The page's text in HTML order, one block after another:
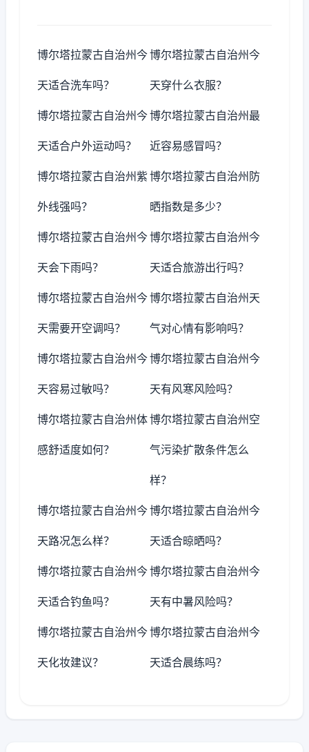
博尔塔拉蒙古自治州今
天适合洗车吗？
博尔塔拉蒙古自治州今
天穿什么衣服？
博尔塔拉蒙古自治州今
天适合户外运动吗？
博尔塔拉蒙古自治州最
近容易感冒吗？
博尔塔拉蒙古自治州紫
外线强吗？
博尔塔拉蒙古自治州防
晒指数是多少？
博尔塔拉蒙古自治州今
天会下雨吗？
博尔塔拉蒙古自治州今
天适合旅游出行吗？
博尔塔拉蒙古自治州今
天需要开空调吗？
博尔塔拉蒙古自治州天
气对心情有影响吗？
博尔塔拉蒙古自治州今
天容易过敏吗？
博尔塔拉蒙古自治州今
天有风寒风险吗？
博尔塔拉蒙古自治州体
感舒适度如何？
博尔塔拉蒙古自治州空
气污染扩散条件怎么
样？
博尔塔拉蒙古自治州今
天路况怎么样？
博尔塔拉蒙古自治州今
天适合晾晒吗？
博尔塔拉蒙古自治州今
天适合钓鱼吗？
博尔塔拉蒙古自治州今
天有中暑风险吗？
博尔塔拉蒙古自治州今
天化妆建议？
博尔塔拉蒙古自治州今
天适合晨练吗？